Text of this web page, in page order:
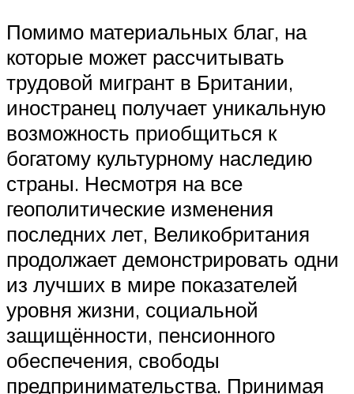
Помимо материальных благ, на
которые может рассчитывать
трудовой мигрант в Британии,
иностранец получает уникальную
возможность приобщиться к
богатому культурному наследию
страны. Несмотря на все
геополитические изменения
последних лет, Великобритания
продолжает демонстрировать одни
из лучших в мире показателей
уровня жизни, социальной
защищённости, пенсионного
обеспечения, свободы
предпринимательства. Принимая